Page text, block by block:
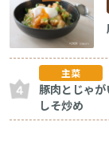
主菜
豚肉とじゃが
しそ炒め